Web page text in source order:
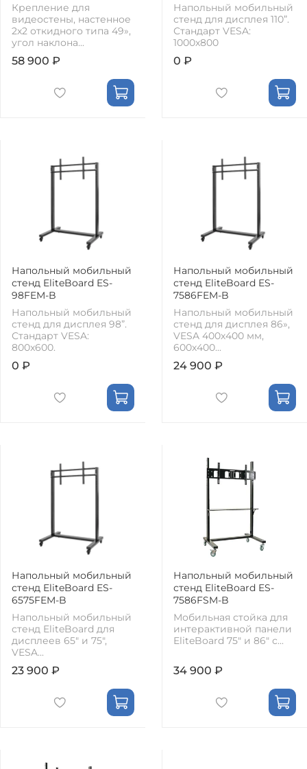
Крепление для
видеостены, настенное
2х2 откидного типа 49»,
угол наклона...
58 900 ₽
Напольный мобильный
стенд для дисплея 110”.
Стандарт VESA:
1000х800
0 ₽
Напольный мобильный
стенд EliteBoard ES-
98FEM-B
Напольный мобильный
стенд для дисплея 98”.
Стандарт VESA:
800x600.
0 ₽
Напольный мобильный
стенд EliteBoard ES-
7586FEM-B
Напольный мобильный
стенд для дисплея 86»,
VESA 400х400 мм,
600х400...
24 900 ₽
Напольный мобильный
стенд EliteBoard ES-
6575FEM-B
Напольный мобильный
стенд EliteBoard для
дисплеев 65" и 75",
VESA...
23 900 ₽
Напольный мобильный
стенд EliteBoard ES-
7586FSM-B
Мобильная стойка для
интерактивной панели
EliteBoard 75" и 86" с...
34 900 ₽